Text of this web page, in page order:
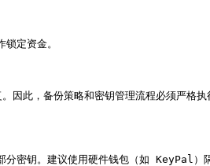
定资金。
因此，备份策略和密钥管理流程必须严格执
分密钥。建议使用硬件钱包（如 KeyPal）